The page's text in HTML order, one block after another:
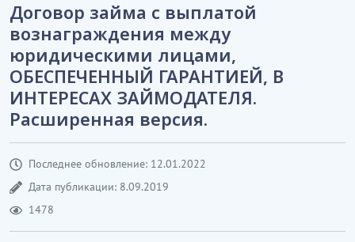
Договор займа с выплатой
вознаграждения между
юридическими лицами,
ОБЕСПЕЧЕННЫЙ ГАРАНТИЕЙ, В
ИНТЕРЕСАХ ЗАЙМОДАТЕЛЯ.
Расширенная версия.
Последнее обновление: 12.01.2022
Дата публикации: 8.09.2019
1478